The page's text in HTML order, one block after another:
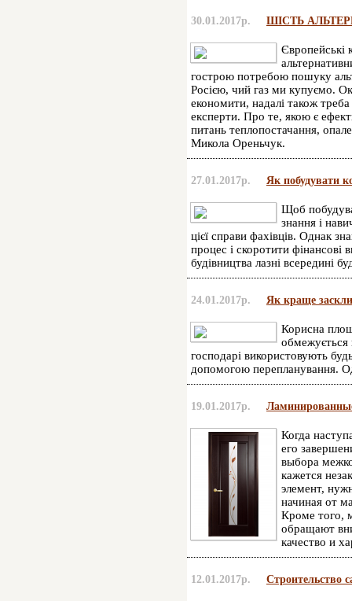
30.01.2017р. ШІСТЬ
Європейські
гострою потребою пошуку
Росією, чий газ ми купуємо.
економити, надалі також
експерти. Про те, якою є
питань теплопостачання,
Микола Ореньчук.
27.01.2017р. Як побудувати
Щоб
знання і
цієї справи фахівців. Однак
процес і скоротити фінансові
будівництва лазні всередині
24.01.2017р. Як краще
Корисна
обмежується
господарі використовують
допомогою перепланування.
19.01.2017р.
Когда
его
выбора
кажется
элемент,
начиная от
Кроме того,
обращают
качество и
12.01.2017р. Строительство